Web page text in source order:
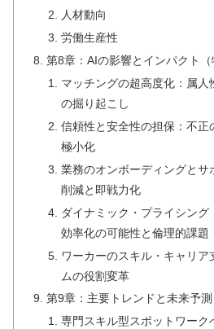
人材動向
労働生産性
第8章：AIの影響とインパクト（
マッチングの超高度化：属人
の掘り起こし
信頼性と安全性の担保：不正
極小化
業務のオンボーディングとサ
削減と即戦力化
ダイナミック・プライシング
効率化の可能性と倫理的課題
ワーカーのスキル・キャリア
ムの役割変革
第9章：主要トレンドと未来予測
専門スキル型スポットワーク